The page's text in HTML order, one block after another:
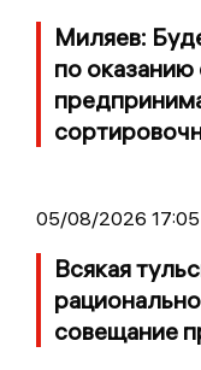
Миляев:
по
05/08/2026 17:05
Всякая
совещание